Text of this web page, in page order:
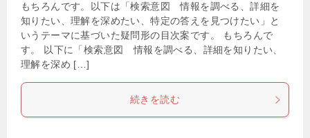
もちろんです。以下は「検索意図 情報を調べる、詳細を
知りたい、理解を深めたい、特定の答えを見つけたい」と
いうテーマに基づいた疑問形の目次案です。 もちろんで
す。 以下に「検索意図 情報を調べる、詳細を知りたい、
理解を深め […]
続きを読む